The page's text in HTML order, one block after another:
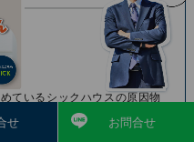
ているシックハウスの原因物
測定試験にて安全性の評価を
せ お問合せ